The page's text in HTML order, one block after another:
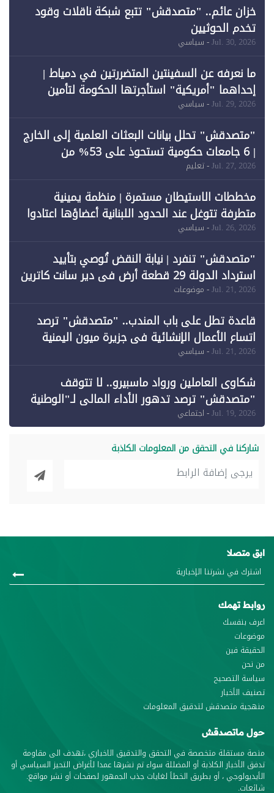
خزان عائم.. "متصدقش" تتبع شبكة ناقلات وقود
تخدم الحوثيين
Jul. 30, 2026- سياسي
ما نعرفه عن السفينتين المتضررتين في دمياط |
إحداهما "أمريكية" استأجرتها الحكومة لتأمين
احتياجات الطاقة
Jul. 29, 2026- سياسي
"متصدقش" تحلل بيانات البعثات العلمية إلى الخارج
| 6 جامعات حكومية تستحوذ على 53% من
Jul. 27, 2026- تعليم
مخططات الاستيطان مستمرة | منظمة يمينية
متطرفة تتوغل عند الحدود اللبنانية أعضاؤها اعتادوا
خرق الحدود
Jul. 26, 2026- سياسي
"متصدقش" تنفرد | نيابة النقض تُوصي بتأييد
استرداد الدولة 29 قطعة أرض في دير سانت كاترين
وقبول طعن الحكومة جزئيًا (1)
Jul. 21, 2026- موضوعات
قاعدة تطل على باب المندب.. "متصدقش" ترصد
اتساع الأعمال الإنشائية في جزيرة ميون اليمنية
Jul. 21, 2026- سياسي
شكاوى العاملين ورواد ماسبيرو.. لا تتوقف
"متصدقش" ترصد تدهور الأداء المالي لـ"الوطنية
للإعلام"
Jul. 19, 2026- اجتماعي
شاركنا في التحقق من المعلومات الكاذبة
ابق متصلا
روابط تهمك
اعرف بنفسك
موضوعات
الحقيقة فين
من نحن
سياسة التصحيح
تصنيف الأخبار
منهجية متصدقش لتدقيق المعلومات
حول ماتصدقش
منصة مستقلة متخصصة في التحقق والتدقيق الاخباري ،تهدف الى مقاومة
تدفق الأخبار الكاذبة أو المضللة سواء تم نشرها عمدا لأغراض التحيز السياسي أو
الأيديولوجي ، أو بطريق الخطأ لغايات جذب الجمهور لصفحات أو نشر مواقع.
شائعات.